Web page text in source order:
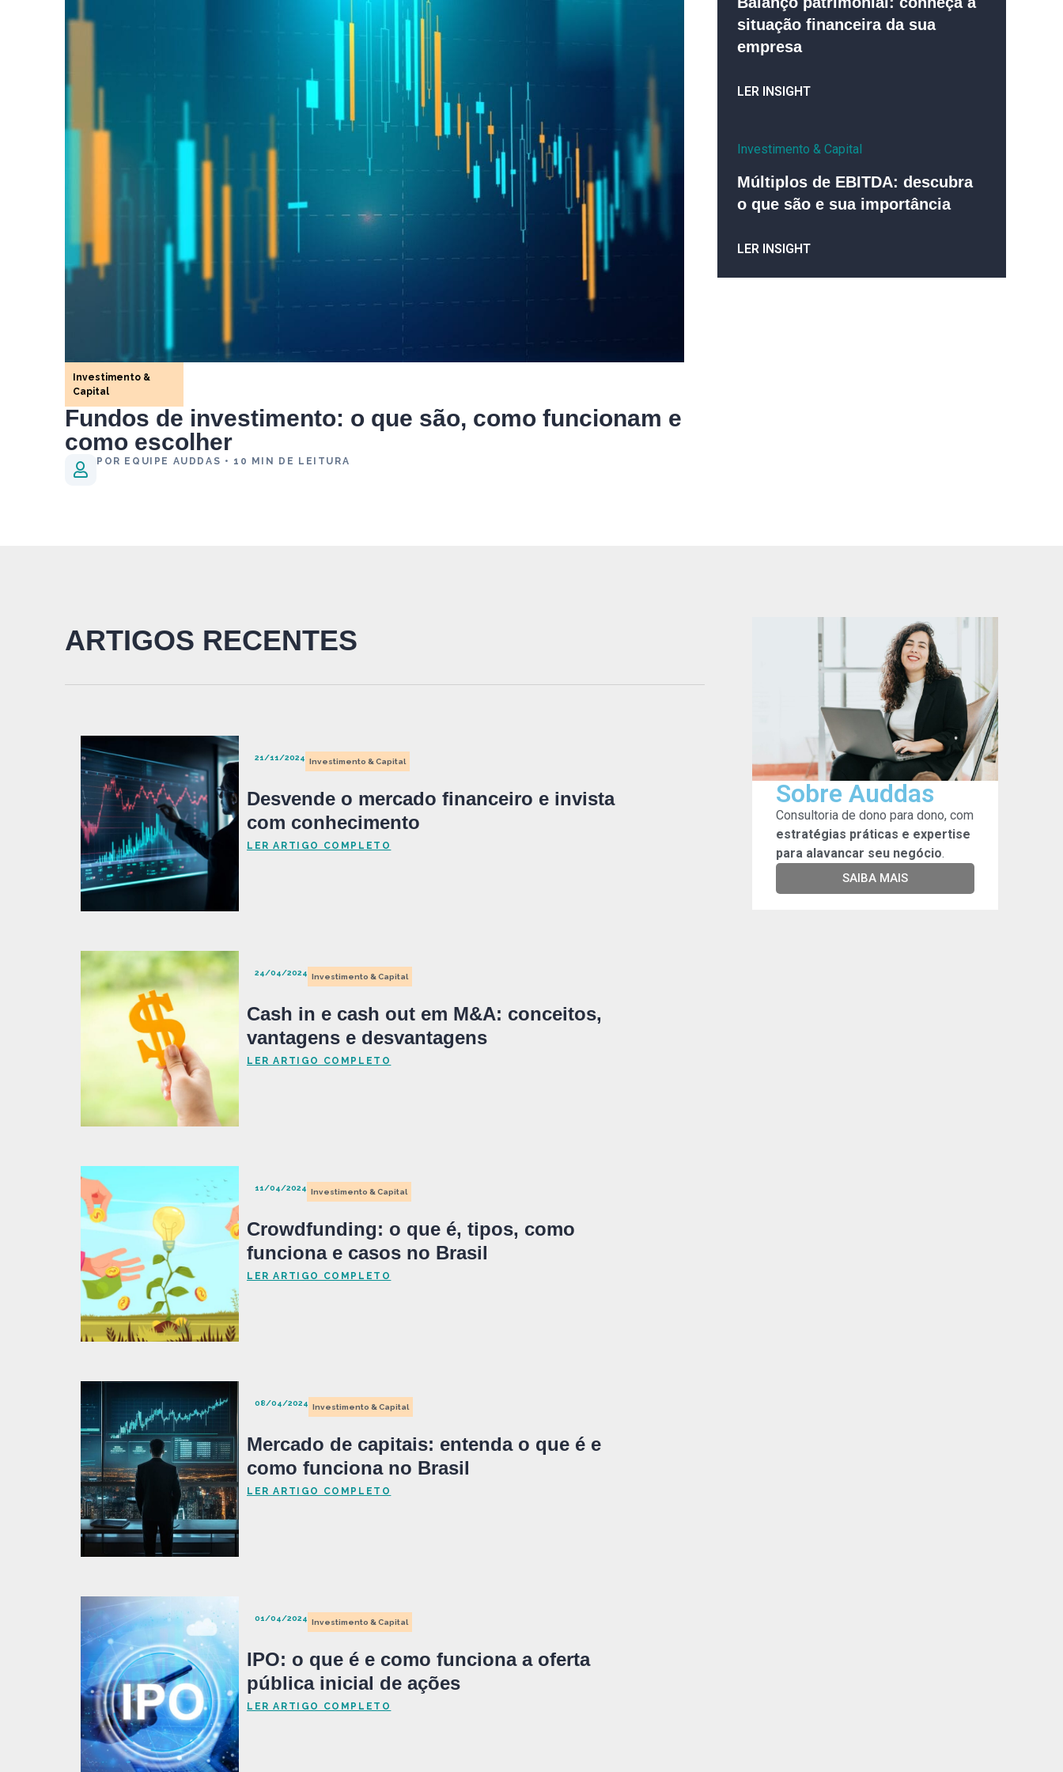
Investimento &
Capital
Fundos de investimento: o que são, como funcionam e
como escolher
POR EQUIPE AUDDAS • 10 MIN DE LEITURA
situação financeira da sua
empresa
LER INSIGHT
Investimento & Capital
Múltiplos de EBITDA: descubra
o que são e sua importância
LER INSIGHT
ARTIGOS RECENTES
21/11/2024 Investimento & Capital
Desvende o mercado financeiro e invista
com conhecimento
LER ARTIGO COMPLETO
24/04/2024 Investimento & Capital
Cash in e cash out em M&A: conceitos,
vantagens e desvantagens
LER ARTIGO COMPLETO
11/04/2024 Investimento & Capital
Crowdfunding: o que é, tipos, como
funciona e casos no Brasil
LER ARTIGO COMPLETO
08/04/2024 Investimento & Capital
Mercado de capitais: entenda o que é e
como funciona no Brasil
LER ARTIGO COMPLETO
01/04/2024 Investimento & Capital
IPO: o que é e como funciona a oferta
pública inicial de ações
LER ARTIGO COMPLETO
Sobre Auddas
Consultoria de dono para dono, com
estratégias práticas e expertise
para alavancar seu negócio.
SAIBA MAIS